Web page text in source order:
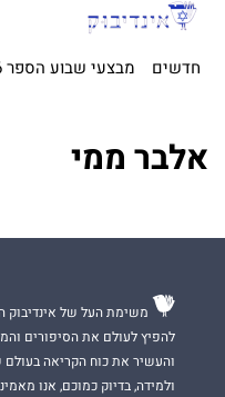
חדשים מבצעי שבוע הספר 2026
אלבר ממי
משימת העל של אינדיבוק
להפיץ לעולם את הסיפורים
והעשיר את כוח הקריאה בעולם
ולמידה, בדיוק כמוכם, אנו